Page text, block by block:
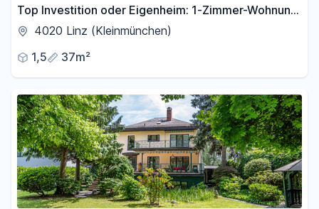
Top Investition oder Eigenheim: 1-Zimmer-Wohnung
mit verglaster Loggia in Linz-Stadt 37 m²
4020 Linz (Kleinmünchen)
1,5
37m²